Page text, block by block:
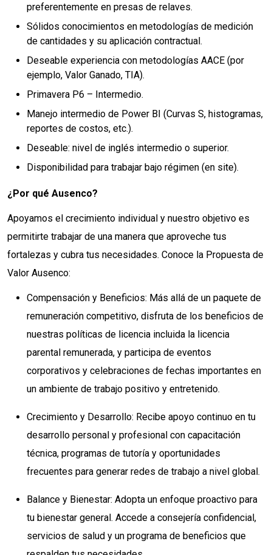
preferentemente en presas de relaves.
Sólidos conocimientos en metodologías de medición
de cantidades y su aplicación contractual.
Deseable experiencia con metodologías AACE (por
ejemplo, Valor Ganado, TIA).
Primavera P6 – Intermedio.
Manejo intermedio de Power BI (Curvas S, histogramas,
reportes de costos, etc.).
Deseable: nivel de inglés intermedio o superior.
Disponibilidad para trabajar bajo régimen (en site).
¿Por qué Ausenco?
Apoyamos el crecimiento individual y nuestro objetivo es
permitirte trabajar de una manera que aproveche tus
fortalezas y cubra tus necesidades. Conoce la Propuesta de
Valor Ausenco:
Compensación y Beneficios: Más allá de un paquete de
remuneración competitivo, disfruta de los beneficios de
nuestras políticas de licencia incluida la licencia
parental remunerada, y participa de eventos
corporativos y celebraciones de fechas importantes en
un ambiente de trabajo positivo y entretenido.
Crecimiento y Desarrollo: Recibe apoyo continuo en tu
desarrollo personal y profesional con capacitación
técnica, programas de tutoría y oportunidades
frecuentes para generar redes de trabajo a nivel global.
Balance y Bienestar: Adopta un enfoque proactivo para
tu bienestar general. Accede a consejería confidencial,
servicios de salud y un programa de beneficios que